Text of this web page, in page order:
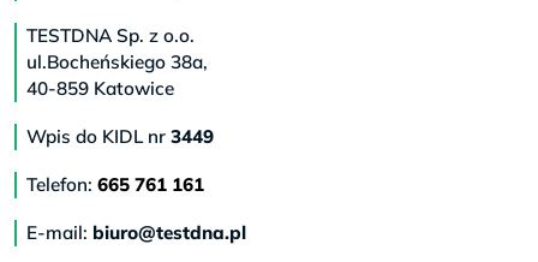
TESTDNA Sp. z o.o.
ul.Bocheńskiego 38a,
40-859 Katowice
Wpis do KIDL nr 3449
Telefon: 665 761 161
E-mail: biuro@testdna.pl